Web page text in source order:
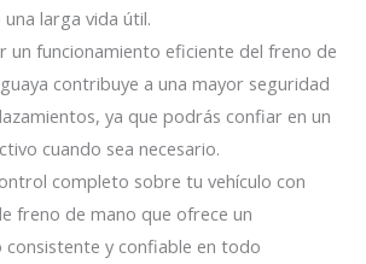
larga vida útil.
un funcionamiento eficiente del freno de
contribuye a una mayor seguridad
ya que podrás confiar en un
cuando sea necesario.
completo sobre tu vehículo con
freno de mano que ofrece un
consistente y confiable en todo